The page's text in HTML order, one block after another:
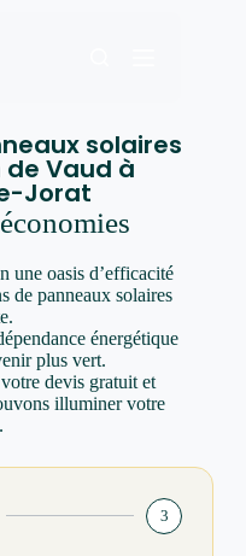
solaires
Vaud à
Jorat
une oasis d’efficacité
de panneaux solaires
énergétique
plus vert.
devis gratuit et
illuminer votre
3